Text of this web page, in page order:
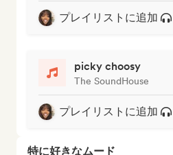
プレイリストに追加
picky choosy
The SoundHouse
プレイリストに追加
特に好きなムード